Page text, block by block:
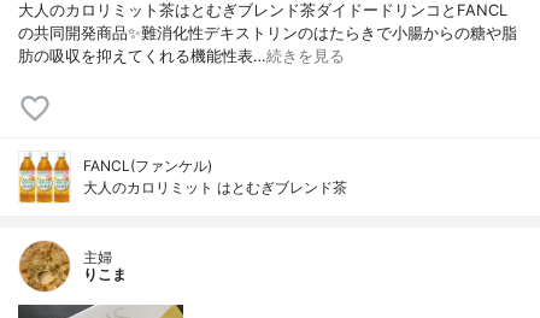
大人のカロリミット茶はとむぎブレンド茶ダイドードリンコとFANCL
の共同開発商品✨難消化性デキストリンのはたらきで小腸からの糖や脂
肪の吸収を抑えてくれる機能性表…続きを見る
FANCL(ファンケル)
大人のカロリミット はとむぎブレンド茶
主婦
りこま